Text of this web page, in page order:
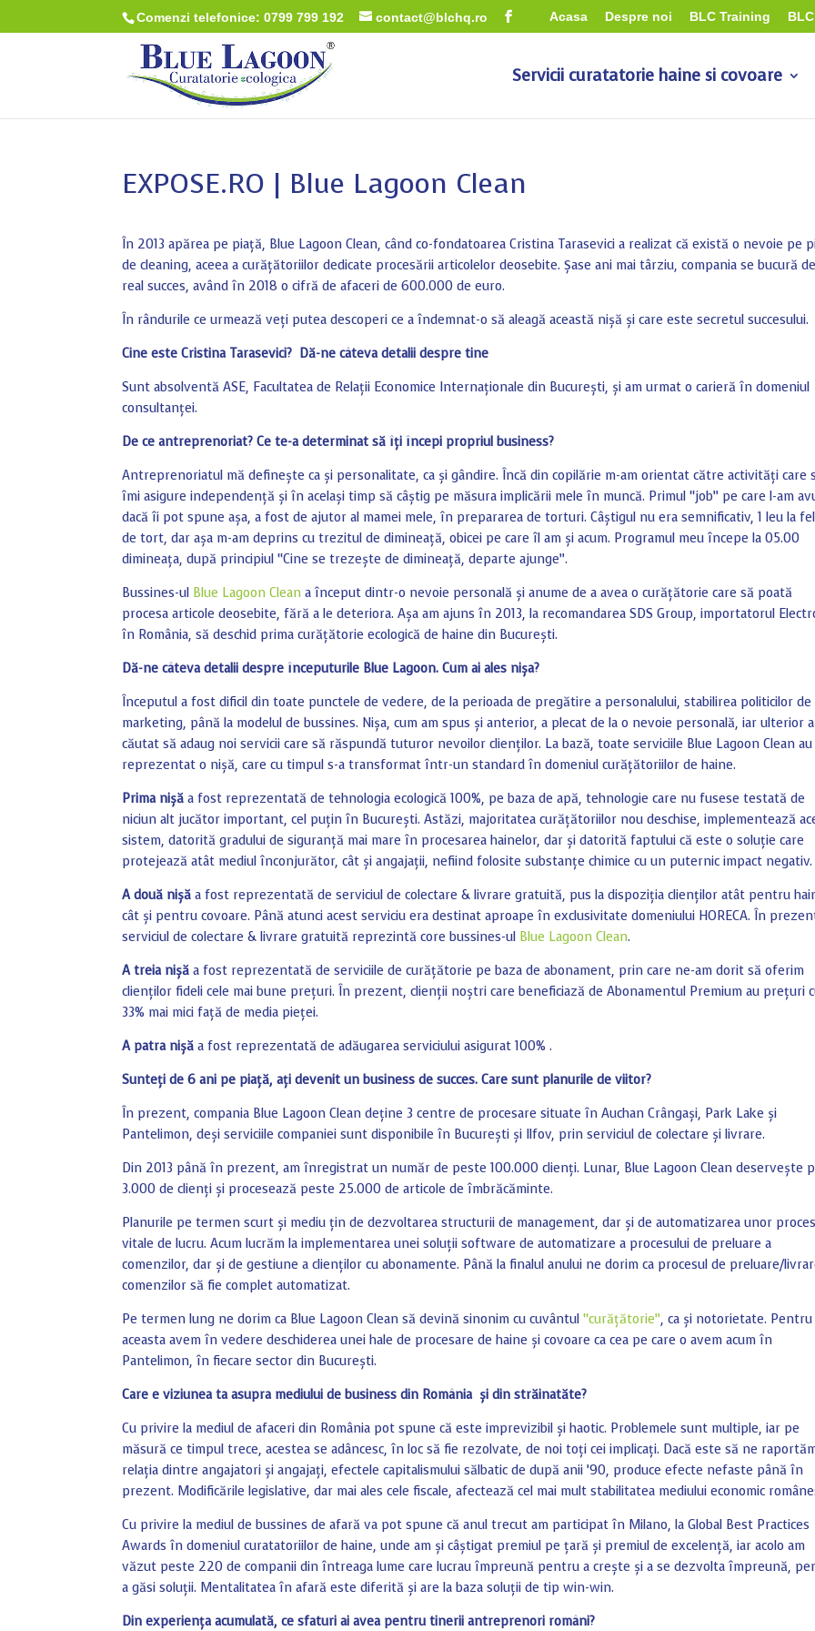
Comenzi telefonice: 0799 799 192 contact@blchq.ro Acasa Despre noi BLC Training
Servicii curatatorie haine si covoare
EXPOSE.RO | Blue Lagoon Clean
În 2013 apărea pe piață, Blue Lagoon Clean, când co-fondatoarea Cristina Tarasevici a realizat că există o nevoie pe
de cleaning, aceea a curățătoriilor dedicate procesării articolelor deosebite. Șase ani mai târziu, compania se bucură
real succes, având în 2018 o cifră de afaceri de 600.000 de euro.
În rândurile ce urmează veți putea descoperi ce a îndemnat-o să aleagă această nișă și care este secretul succesului.
Cine este Cristina Tarasevici? Dă-ne câteva detalii despre tine
Sunt absolventă ASE, Facultatea de Relații Economice Internaționale din București, și am urmat o carieră în domeniul
consultanței.
De ce antreprenoriat? Ce te-a determinat să îți începi propriul business?
Antreprenoriatul mă definește ca și personalitate, ca și gândire. Încă din copilărie m-am orientat către activități care
îmi asigure independență și în același timp să câștig pe măsura implicării mele în muncă. Primul “job” pe care l-am
dacă îi pot spune așa, a fost de ajutor al mamei mele, în prepararea de torturi. Câștigul nu era semnificativ, 1 leu la
de tort, dar așa m-am deprins cu trezitul de dimineață, obicei pe care îl am și acum. Programul meu începe la 05.00
dimineața, după principiul “Cine se trezește de dimineață, departe ajunge”.
Bussines-ul Blue Lagoon Clean a început dintr-o nevoie personală și anume de a avea o curățătorie care să poată
procesa articole deosebite, fără a le deteriora. Așa am ajuns în 2013, la recomandarea SDS Group, importatorul
în România, să deschid prima curățătorie ecologică de haine din București.
Dă-ne câteva detalii despre începuturile Blue Lagoon. Cum ai ales nișa?
Începutul a fost dificil din toate punctele de vedere, de la perioada de pregătire a personalului, stabilirea politicilor de
marketing, până la modelul de bussines. Nișa, cum am spus și anterior, a plecat de la o nevoie personală, iar ulterior
căutat să adaug noi servicii care să răspundă tuturor nevoilor clienților. La bază, toate serviciile Blue Lagoon Clean au
reprezentat o nișă, care cu timpul s-a transformat într-un standard în domeniul curățătoriilor de haine.
Prima nișă a fost reprezentată de tehnologia ecologică 100%, pe baza de apă, tehnologie care nu fusese testată de
niciun alt jucător important, cel puțin în București. Astăzi, majoritatea curățătoriilor nou deschise, implementează
sistem, datorită gradului de siguranță mai mare în procesarea hainelor, dar și datorită faptului că este o soluție care
protejează atât mediul înconjurător, cât și angajații, nefiind folosite substanțe chimice cu un puternic impact negativ.
A două nișă a fost reprezentată de serviciul de colectare & livrare gratuită, pus la dispoziția clienților atât pentru
cât și pentru covoare. Până atunci acest serviciu era destinat aproape în exclusivitate domeniului HORECA. În
serviciul de colectare & livrare gratuită reprezintă core bussines-ul Blue Lagoon Clean.
A treia nișăa fost reprezentată de serviciile de curățătorie pe baza de abonament, prin care ne-am dorit să oferim
clienților fideli cele mai bune prețuri. În prezent, clienții noștri care beneficiază de Abonamentul Premium au prețuri
33% mai mici față de media pieței.
A patra nișă a fost reprezentată de adăugarea serviciului asigurat 100% .
Sunteți de 6 ani pe piață, ați devenit un business de succes. Care sunt planurile de viitor?
În prezent, compania Blue Lagoon Clean deține 3 centre de procesare situate în Auchan Crângași, Park Lake și
Pantelimon, deși serviciile companiei sunt disponibile în București și Ilfov, prin serviciul de colectare și livrare.
Din 2013 până în prezent, am înregistrat un număr de peste 100.000 clienți. Lunar, Blue Lagoon Clean deservește
3.000 de clienți și procesează peste 25.000 de articole de îmbrăcăminte.
Planurile pe termen scurt și mediu țin de dezvoltarea structurii de management, dar și de automatizarea unor
vitale de lucru. Acum lucrăm la implementarea unei soluții software de automatizare a procesului de preluare a
comenzilor, dar și de gestiune a clienților cu abonamente. Până la finalul anului ne dorim ca procesul de preluare/
comenzilor să fie complet automatizat.
Pe termen lung ne dorim ca Blue Lagoon Clean să devină sinonim cu cuvântul“curățătorie”, ca și notorietate. Pentru
aceasta avem în vedere deschiderea unei hale de procesare de haine și covoare ca cea pe care o avem acum în
Pantelimon, în fiecare sector din București.
Care e viziunea ta asupra mediului de business din România și din străinatăte?
Cu privire la mediul de afaceri din România pot spune că este imprevizibil și haotic. Problemele sunt multiple, iar pe
măsură ce timpul trece, acestea se adâncesc, în loc să fie rezolvate, de noi toți cei implicați. Dacă este să ne
relația dintre angajatori și angajați, efectele capitalismului sălbatic de după anii ’90, produce efecte nefaste până în
prezent. Modificările legislative, dar mai ales cele fiscale, afectează cel mai mult stabilitatea mediului economic
Cu privire la mediul de bussines de afară va pot spune că anul trecut am participat în Milano, la Global Best Practices
Awards în domeniul curatatoriilor de haine, unde am și câștigat premiul pe țară și premiul de excelență, iar acolo am
văzut peste 220 de companii din întreaga lume care lucrau împreună pentru a crește și a se dezvolta împreună,
a găsi soluții. Mentalitatea în afară este diferită și are la baza soluții de tip win-win.
Din experiența acumulată, ce sfaturi ai avea pentru tinerii antreprenori români?